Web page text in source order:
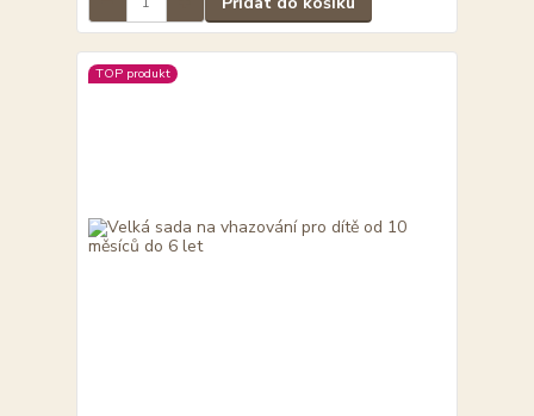
TOP produkt